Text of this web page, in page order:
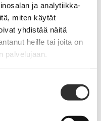
ja analytiikka-
miten käytät
yhdistää näitä
heille tai joita on
palvelujaan.